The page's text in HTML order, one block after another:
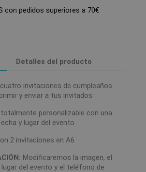
con pedidos superiores a 70€
Detalles del producto
invitaciones de cumpleaños
y enviar a tus invitados.
personalizable con una
y lugar del evento.
2 invitaciones en A6
Modificaremos la imagen, el
del evento y el teléfono de